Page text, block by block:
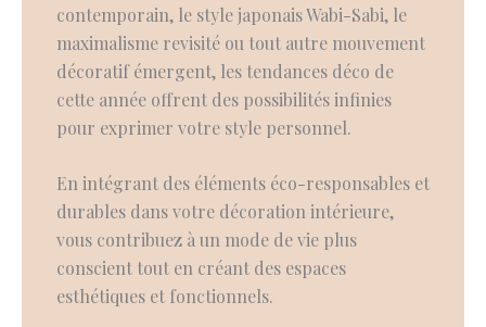
contemporain, le style japonais Wabi-Sabi, le
maximalisme revisité ou tout autre mouvement
décoratif émergent, les tendances déco de
cette année offrent des possibilités infinies
pour exprimer votre style personnel.
En intégrant des éléments éco-responsables et
durables dans votre décoration intérieure,
vous contribuez à un mode de vie plus
conscient tout en créant des espaces
esthétiques et fonctionnels.